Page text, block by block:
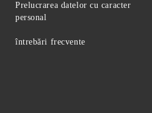
Prelucrarea datelor cu caracter
personal
întrebări frecvente